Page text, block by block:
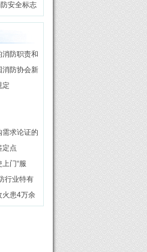
安全标志
消防职责和
消防协会新
定
需求论证的
定点
门“服
行业特有
在黄山市
火患4万余